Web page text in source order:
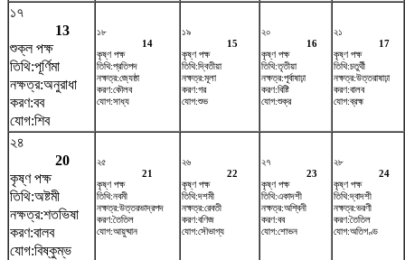
১৭
13
শুক্ল পক্ষ
তিথি:পূর্ণিমা
নক্ষত্র:অনুরাধা
করণ:বব
যোগ:শিব
১৮
14
কৃষ্ণ পক্ষ
তিথি:প্রতিপদ
নক্ষত্র:জ্যেষ্ঠা
করণ:কৌলব
যোগ:সাধ্য
১৯
15
কৃষ্ণ পক্ষ
তিথি:দ্বিতীয়া
নক্ষত্র:মূলা
করণ:গর
যোগ:শুভ
২০
16
কৃষ্ণ পক্ষ
তিথি:তৃতীয়া
নক্ষত্র:পূর্বাষাঢ়া
করণ:বিষ্টি
যোগ:শুক্র
২১
17
কৃষ্ণ পক্ষ
তিথি:চতুর্থী
নক্ষত্র:উত্তরাষাঢ়া
করণ:বালব
যোগ:ব্রহ্ম
২৪
20
কৃষ্ণ পক্ষ
তিথি:অষ্টমী
নক্ষত্র:শতভিষ‌া
করণ:বালব
যোগ:বিষ্কুম্ভ
২৫
21
কৃষ্ণ পক্ষ
তিথি:নবমী
নক্ষত্র:উত্তরভাদ্রপদ
করণ:তৈতিল
যোগ:আয়ুষ্মান
২৬
22
কৃষ্ণ পক্ষ
তিথি:দশমী
নক্ষত্র:রেবতী
করণ:বণিজ
যোগ:সৌভাগ্য
২৭
23
কৃষ্ণ পক্ষ
তিথি:একাদশী
নক্ষত্র:অশ্বিনী
করণ:বব
যোগ:শোভন
২৮
24
কৃষ্ণ পক্ষ
তিথি:দ্বাদশী
নক্ষত্র:ভরণী
করণ:তৈতিল
যোগ:অতিগণ্ড